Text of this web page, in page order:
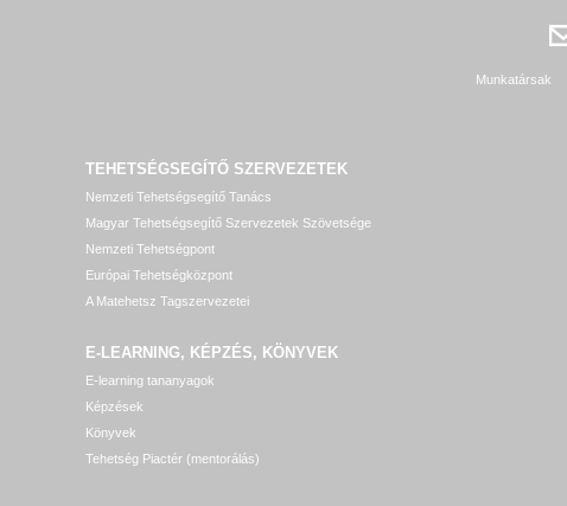
Munkatársak
TEHETSÉGSEGÍTŐ SZERVEZETEK
Nemzeti Tehetségsegítő Tanács
Magyar Tehetségsegítő Szervezetek Szövetsége
Nemzeti Tehetségpont
Európai Tehetségközpont
A Matehetsz Tagszervezetei
E-LEARNING, KÉPZÉS, KÖNYVEK
E-learning tananyagok
Képzések
Könyvek
Tehetség Piactér (mentorálás)